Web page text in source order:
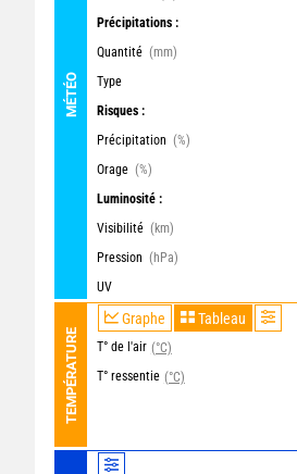
MÉTÉO
Précipitations :
Quantité (mm)
Type
Risques :
Précipitation (%)
Orage (%)
Luminosité :
Visibilité (km)
Pression (hPa)
UV
TEMPÉRATURE
Graphe Tableau
T° de l'air (°C)
T° ressentie (°C)